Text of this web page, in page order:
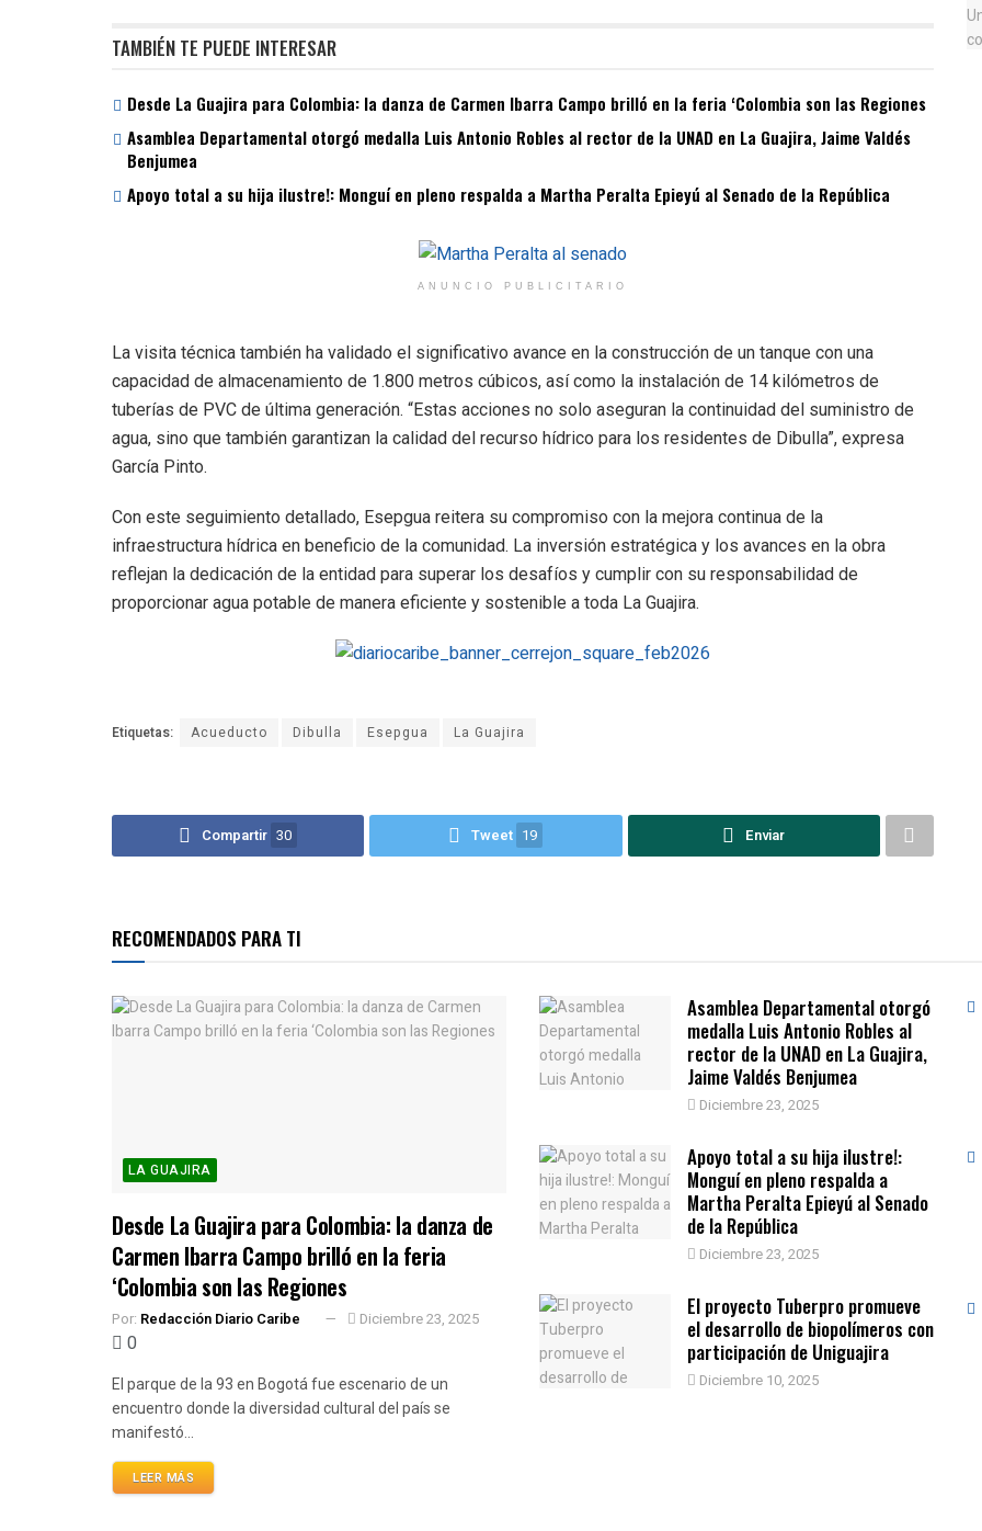
TAMBIÉN TE PUEDE INTERESAR
Desde La Guajira para Colombia: la danza de Carmen Ibarra Campo brilló en la feria ‘Colombia son las Regiones
Asamblea Departamental otorgó medalla Luis Antonio Robles al rector de la UNAD en La Guajira, Jaime Valdés
Benjumea
Apoyo total a su hija ilustre!: Monguí en pleno respalda a Martha Peralta Epieyú al Senado de la República
ANUNCIO PUBLICITARIO
La visita técnica también ha validado el significativo avance en la construcción de un tanque con una
capacidad de almacenamiento de 1.800 metros cúbicos, así como la instalación de 14 kilómetros de
tuberías de PVC de última generación. “Estas acciones no solo aseguran la continuidad del suministro de
agua, sino que también garantizan la calidad del recurso hídrico para los residentes de Dibulla”, expresa
García Pinto.
Con este seguimiento detallado, Esepgua reitera su compromiso con la mejora continua de la
infraestructura hídrica en beneficio de la comunidad. La inversión estratégica y los avances en la obra
reflejan la dedicación de la entidad para superar los desafíos y cumplir con su responsabilidad de
proporcionar agua potable de manera eficiente y sostenible a toda La Guajira.
Etiquetas: Acueducto Dibulla Esepgua La Guajira
Compartir 30 Tweet 19 Enviar
RECOMENDADOS PARA TI
LA GUAJIRA
Desde La Guajira para Colombia: la danza de
Carmen Ibarra Campo brilló en la feria
‘Colombia son las Regiones
Por: Redacción Diario Caribe Diciembre 23, 2025
0
El parque de la 93 en Bogotá fue escenario de un
encuentro donde la diversidad cultural del país se
manifestó...
LEER MÁS
Asamblea Departamental otorgó
medalla Luis Antonio Robles al
rector de la UNAD en La Guajira,
Jaime Valdés Benjumea
Diciembre 23, 2025
Apoyo total a su hija ilustre!:
Monguí en pleno respalda a
Martha Peralta Epieyú al Senado
de la República
Diciembre 23, 2025
El proyecto Tuberpro promueve
el desarrollo de biopolímeros con
participación de Uniguajira
Diciembre 10, 2025